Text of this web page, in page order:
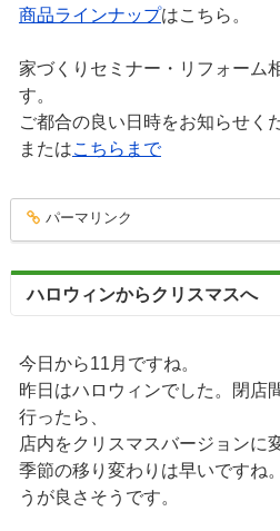
商品ラインナップはこちら。
家づくりセミナー・リフォーム
す。
ご都合の良い日時をお知らせく
またはこちらまで
entry164
パーマリンク
ハロウィンからクリスマスへ
今日から11月ですね。
昨日はハロウィンでした。閉店
行ったら、
店内をクリスマスバージョンに
季節の移り変わりは早いですね
うが良さそうです。